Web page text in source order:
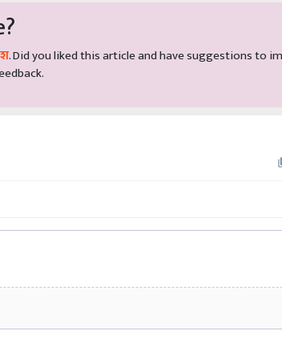
. Did you liked this article and have suggestions to